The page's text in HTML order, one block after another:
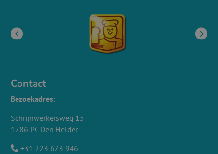
Contact
Bezoekadres:
Schrijnwerkersweg 15
1786 PC Den Helder
+31 223 673 946